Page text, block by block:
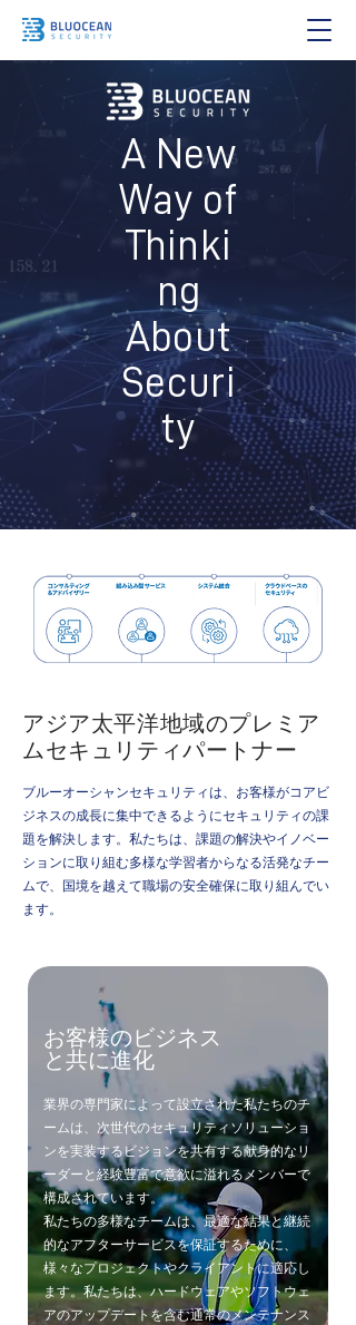
A New
Way of
Thinki
ng
About
Securi
ty
アジア太平洋地域のプレミア
ムセキュリティパートナー
ブルーオーシャンセキュリティは、お客様がコアビ
ジネスの成長に集中できるようにセキュリティの課
題を解決します。私たちは、課題の解決やイノベー
ションに取り組む多様な学習者からなる活発なチー
ムで、国境を越えて職場の安全確保に取り組んでい
ます。
お客様のビジネス
と共に進化
業界の専門家によって設立された私たちのチ
ームは、次世代のセキュリティソリューショ
ンを実装するビジョンを共有する献身的なリ
ーダーと経験豊富で意欲に溢れるメンバーで
構成されています。
私たちの多様なチームは、最適な結果と継続
的なアフターサービスを保証するために、
様々なプロジェクトやクライアントに適応し
ます。私たちは、ハードウェアやソフトウェ
アのアップデートを含む通常のメンテナンス